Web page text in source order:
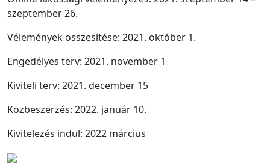
szeptember 26.
Vélemények összesítése: 2021. október 1.
Engedélyes terv: 2021. november 1
Kiviteli terv: 2021. december 15
Közbeszerzés: 2022. január 10.
Kivitelezés indul: 2022 március